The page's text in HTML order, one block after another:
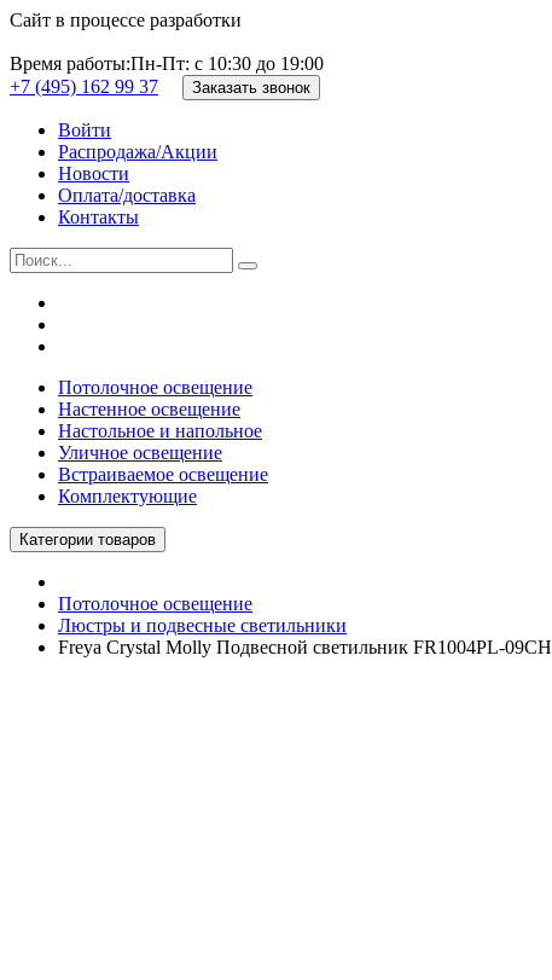
Сайт в процессе разработки
Время работы:Пн-Пт: с 10:30 до 19:00
+7 (495) 162 99 37
Заказать звонок
Войти
Распродажа/Акции
Новости
Оплата/доставка
Контакты
Потолочное освещение
Настенное освещение
Настольное и напольное
Уличное освещение
Встраиваемое освещение
Комплектующие
Категории товаров
Потолочное освещение
Люстры и подвесные светильники
Freya Crystal Molly Подвесной светильник FR1004PL-09CH